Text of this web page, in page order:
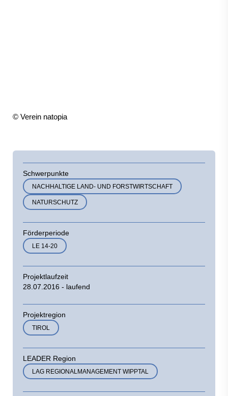
© Verein natopia
Schwerpunkte
NACHHALTIGE LAND- UND FORSTWIRTSCHAFT
NATURSCHUTZ
Förderperiode
LE 14-20
Projektlaufzeit
28.07.2016 - laufend
Projektregion
TIROL
LEADER Region
LAG REGIONALMANAGEMENT WIPPTAL